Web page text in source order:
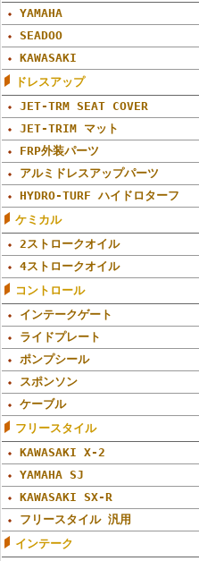
YAMAHA
SEADOO
KAWASAKI
ドレスアップ
JET-TRM SEAT COVER
JET-TRIM マット
FRP外装パーツ
アルミドレスアップパーツ
HYDRO-TURF ハイドロターフ
ケミカル
2ストロークオイル
4ストロークオイル
コントロール
インテークゲート
ライドプレート
ポンプシール
スポンソン
ケーブル
フリースタイル
KAWASAKI X-2
YAMAHA SJ
KAWASAKI SX-R
フリースタイル 汎用
インテーク